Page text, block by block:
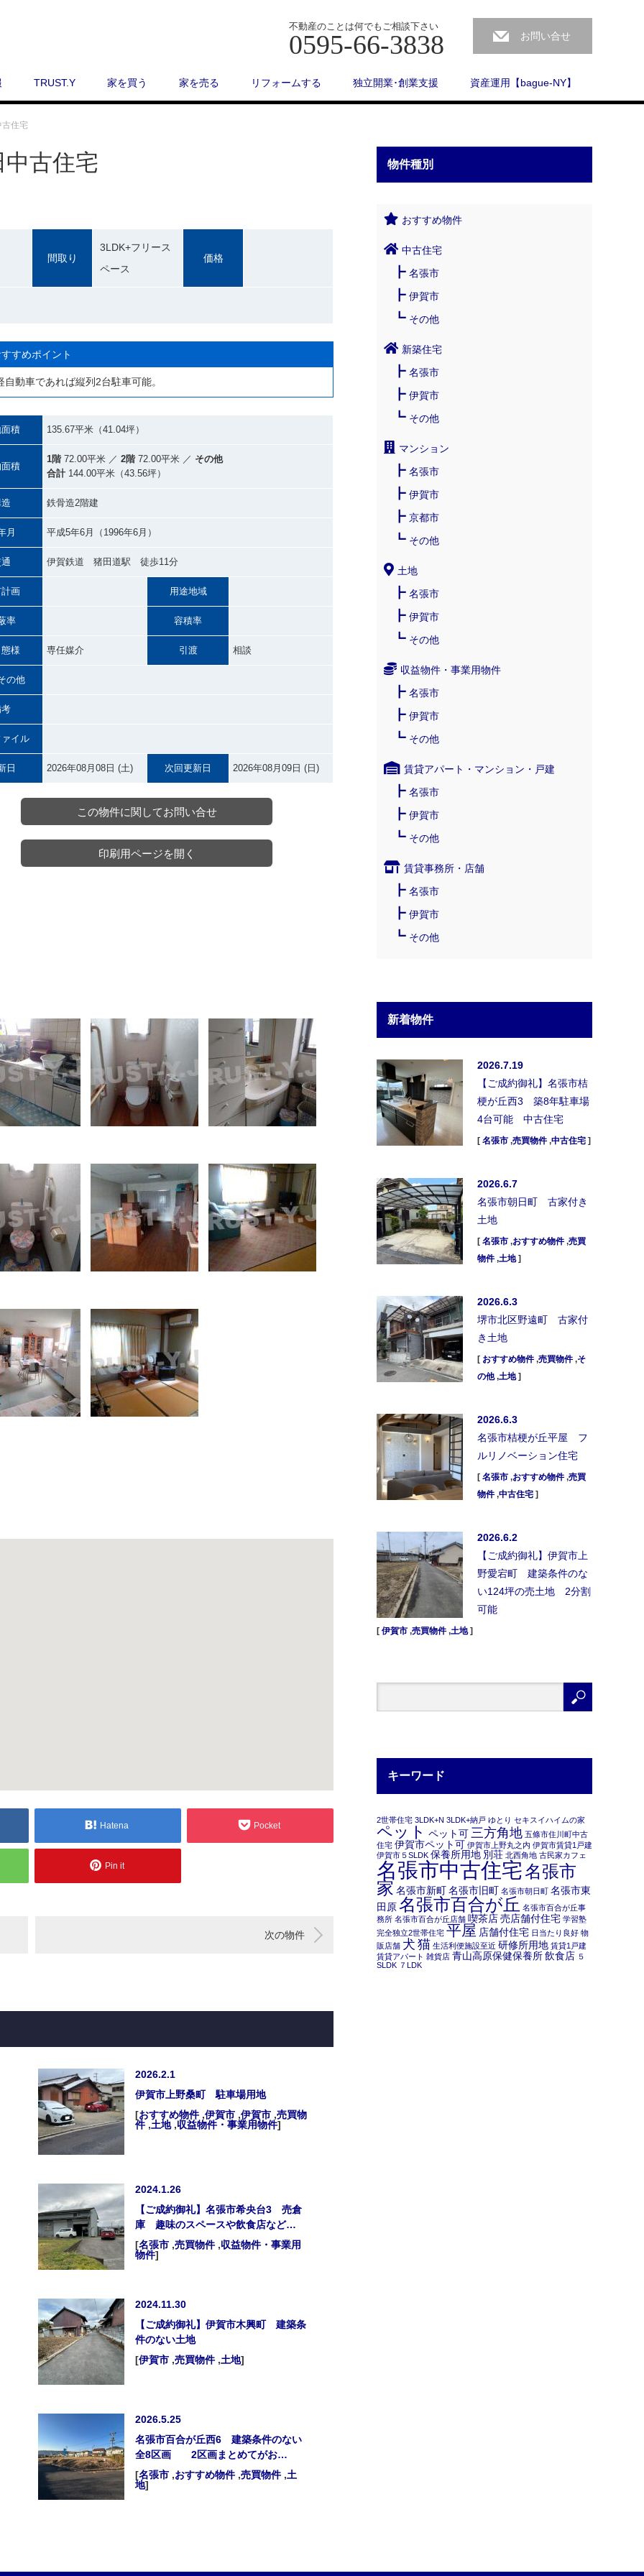
不動産のことは何でもご相談下さい
0595-66-3838 お問い合せ
TRUST.Y 家を買う 家を売る リフォームする 独立開業･創業支援 資産運用【bague-NY】
住宅
古住宅
間取り
3LDK+フリース
ペース
価格
すめポイント
動車であれば縦列2台駐車可能。
積 135.67平米（41.04坪）
積
1階72.00平米 ／ 2階72.00平米 ／ その他
合計 144.00平米（43.56坪）
鉄骨造2階建
月 平成5年6月（1996年6月）
伊賀鉄道 猪田道駅 徒歩11分
画 用途地域
率 容積率
様 専任媒介 引渡 相談
の他
イル
日 2026年08月08日 (土) 次回更新日 2026年08月09日 (日)
この物件に関してお問い合せ
印刷用ページを開く
Hatena Pocket
Pin it
次の物件
2026.2.1
伊賀市上野桑町 駐車場用地
[おすすめ物件,伊賀市 ,伊賀市 ,売買物
件,土地,収益物件・事業用物件]
2024.1.26
【ご成約御礼】名張市希央台3 売倉
庫 趣味のスペースや飲食店など…
[名張市 ,売買物件,収益物件・事業用
物件]
2024.11.30
【ご成約御礼】伊賀市木興町 建築条
件のない土地
[伊賀市 ,売買物件,土地]
2026.5.25
名張市百合が丘西6 建築条件のない
全8区画 2区画まとめてがお…
[名張市 ,おすすめ物件,売買物件,土
地]
物件種別
おすすめ物件
中古住宅
名張市
伊賀市
その他
新築住宅
名張市
伊賀市
その他
マンション
名張市
伊賀市
京都市
その他
土地
名張市
伊賀市
その他
収益物件・事業用物件
名張市
伊賀市
その他
賃貸アパート・マンション・戸建
名張市
伊賀市
その他
賃貸事務所・店舗
名張市
伊賀市
その他
新着物件
2026.7.19
【ご成約御礼】名張市桔
梗が丘西3 築8年駐車場
4台可能 中古住宅
[ 名張市 ,売買物件,中古住宅 ]
2026.6.7
名張市朝日町 古家付き
土地
[ 名張市 ,おすすめ物件,売買
物件,土地]
2026.6.3
堺市北区野遠町 古家付
き土地
[ おすすめ物件,売買物件,そ
の他,土地]
2026.6.3
名張市桔梗が丘平屋 フ
ルリノベーション住宅
[ 名張市 ,おすすめ物件,売買
物件,中古住宅 ]
2026.6.2
【ご成約御礼】伊賀市上
野愛宕町 建築条件のな
い124坪の売土地 2分割
可能
[ 伊賀市 ,売買物件,土地]
キーワード
2世帯住宅 3LDK+N 3LDK+納戸 ゆとり セキスイハイムの家
ペット ペット可三方角地 五條市住川町中古
住宅 伊賀市ペット可 伊賀市上野丸之内 伊賀市賃貸1戸建
伊賀市５SLDK 保養所用地 別荘 北西角地 古民家カフェ
名張市中古住宅名張市
家 名張市新町名張市旧町 名張市朝日町 名張市東
田原名張市百合が丘 名張市百合が丘事
務所 名張市百合が丘店舗 喫茶店売店舗付住宅 学習塾
完全独立2世帯住宅 平屋 店舗付住宅 日当たり良好 物
販店舗 犬 猫 生活利便施設至近 研修所用地 賃貸1戸建
賃貸アパート 雑貨店 青山高原保健保養所飲食店 ５
SLDK ７LDK